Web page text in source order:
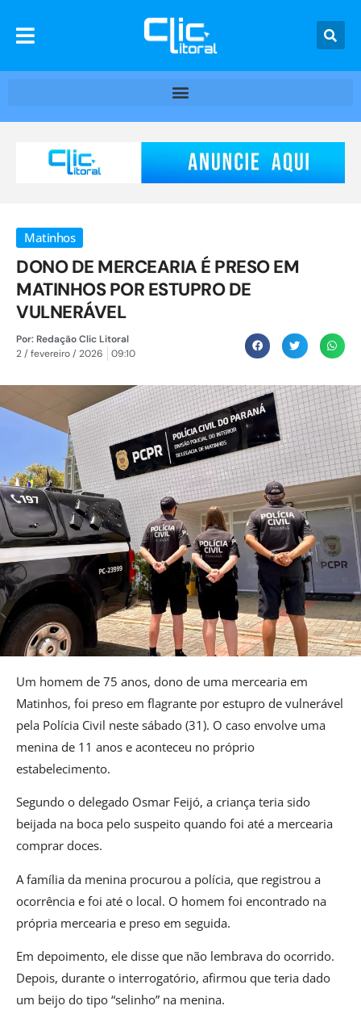
Matinhos
DONO DE MERCEARIA É PRESO EM
MATINHOS POR ESTUPRO DE
VULNERÁVEL
Por:Redação Clic Litoral
2 / fevereiro / 2026
09:10
Um homem de 75 anos, dono de uma mercearia em
Matinhos, foi preso em flagrante por estupro de vulnerável
pela Polícia Civil neste sábado (31). O caso envolve uma
menina de 11 anos e aconteceu no próprio
estabelecimento.
Segundo o delegado Osmar Feijó, a criança teria sido
beijada na boca pelo suspeito quando foi até a mercearia
comprar doces.
A família da menina procurou a polícia, que registrou a
ocorrência e foi até o local. O homem foi encontrado na
própria mercearia e preso em seguida.
Em depoimento, ele disse que não lembrava do ocorrido.
Depois, durante o interrogatório, afirmou que teria dado
um beijo do tipo “selinho” na menina.